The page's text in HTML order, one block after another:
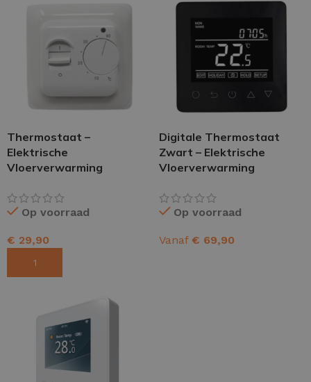
Thermostaat –
Elektrische
Vloerverwarming
Op voorraad
€ 29,90
Digitale Thermostaat
Zwart – Elektrische
Vloerverwarming
Op voorraad
Vanaf € 69,90